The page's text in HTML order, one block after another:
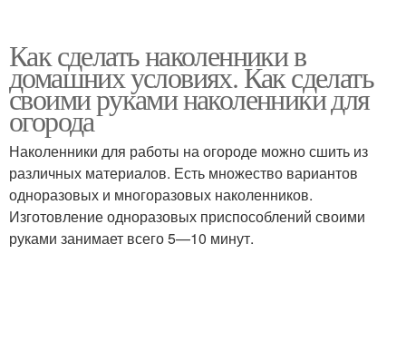
Как сделать наколенники в
домашних условиях. Как сделать
своими руками наколенники для
огорода
Наколенники для работы на огороде можно сшить из
различных материалов. Есть множество вариантов
одноразовых и многоразовых наколенников.
Изготовление одноразовых приспособлений своими
руками занимает всего 5—10 минут.